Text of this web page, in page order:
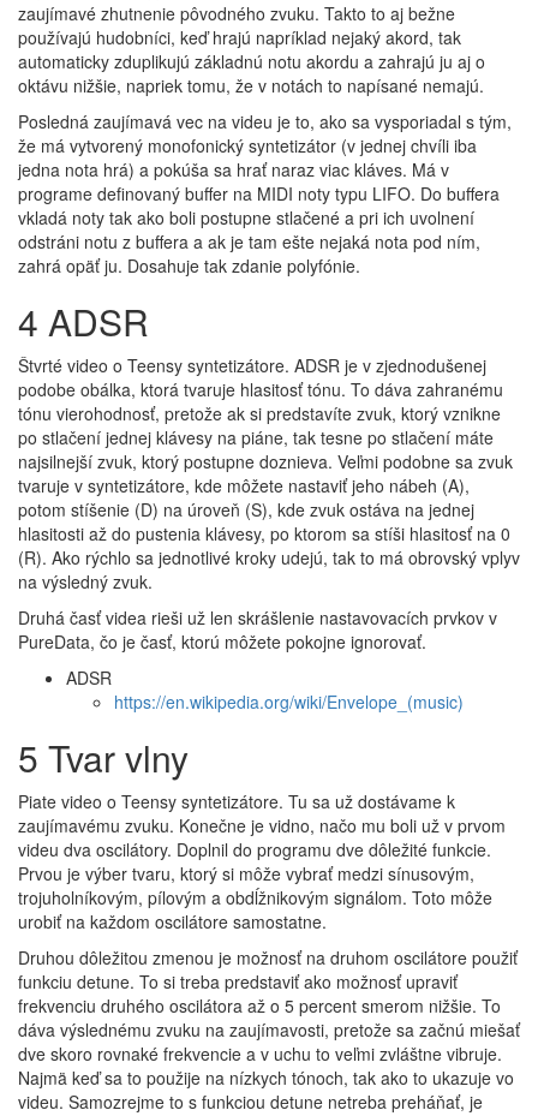
zaujímavé zhutnenie pôvodného zvuku. Takto to aj bežne
používajú hudobníci, keď hrajú napríklad nejaký akord, tak
automaticky zduplikujú základnú notu akordu a zahrajú ju aj o
oktávu nižšie, napriek tomu, že v notách to napísané nemajú.
Posledná zaujímavá vec na videu je to, ako sa vysporiadal s tým,
že má vytvorený monofonický syntetizátor (v jednej chvíli iba
jedna nota hrá) a pokúša sa hrať naraz viac kláves. Má v
programe definovaný buffer na MIDI noty typu LIFO. Do buffera
vkladá noty tak ako boli postupne stlačené a pri ich uvolnení
odstráni notu z buffera a ak je tam ešte nejaká nota pod ním,
zahrá opäť ju. Dosahuje tak zdanie polyfónie.
4 ADSR
Štvrté video o Teensy syntetizátore. ADSR je v zjednodušenej
podobe obálka, ktorá tvaruje hlasitosť tónu. To dáva zahranému
tónu vierohodnosť, pretože ak si predstavíte zvuk, ktorý vznikne
po stlačení jednej klávesy na piáne, tak tesne po stlačení máte
najsilnejší zvuk, ktorý postupne doznieva. Veľmi podobne sa zvuk
tvaruje v syntetizátore, kde môžete nastaviť jeho nábeh (A),
potom stíšenie (D) na úroveň (S), kde zvuk ostáva na jednej
hlasitosti až do pustenia klávesy, po ktorom sa stíši hlasitosť na 0
(R). Ako rýchlo sa jednotlivé kroky udejú, tak to má obrovský vplyv
na výsledný zvuk.
Druhá časť videa rieši už len skrášlenie nastavovacích prvkov v
PureData, čo je časť, ktorú môžete pokojne ignorovať.
ADSR
https://en.wikipedia.org/wiki/Envelope_(music)
5 Tvar vlny
Piate video o Teensy syntetizátore. Tu sa už dostávame k
zaujímavému zvuku. Konečne je vidno, načo mu boli už v prvom
videu dva oscilátory. Doplnil do programu dve dôležité funkcie.
Prvou je výber tvaru, ktorý si môže vybrať medzi sínusovým,
trojuholníkovým, pílovým a obdĺžnikovým signálom. Toto môže
urobiť na každom oscilátore samostatne.
Druhou dôležitou zmenou je možnosť na druhom oscilátore použiť
funkciu detune. To si treba predstaviť ako možnosť upraviť
frekvenciu druhého oscilátora až o 5 percent smerom nižšie. To
dáva výslednému zvuku na zaujímavosti, pretože sa začnú miešať
dve skoro rovnaké frekvencie a v uchu to veľmi zvláštne vibruje.
Najmä keď sa to použije na nízkych tónoch, tak ako to ukazuje vo
videu. Samozrejme to s funkciou detune netreba preháňať, je